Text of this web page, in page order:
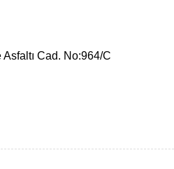
Cad. No:964/C